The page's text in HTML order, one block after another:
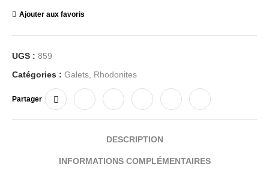
Ajouter aux favoris
UGS : 859
Catégories : Galets Rhodonites
Partager
DESCRIPTION
INFORMATIONS COMPLÉMENTAIRES